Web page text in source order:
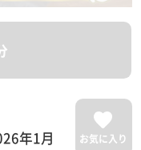
年1月
お気に入り